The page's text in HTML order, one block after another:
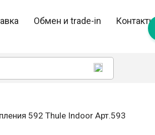
Обмен и trade-in Контакты
592 Thule Indoor Арт.593